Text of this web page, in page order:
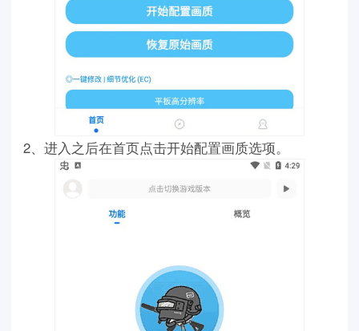
2、进入之后在首页点击开始配置画质选项。